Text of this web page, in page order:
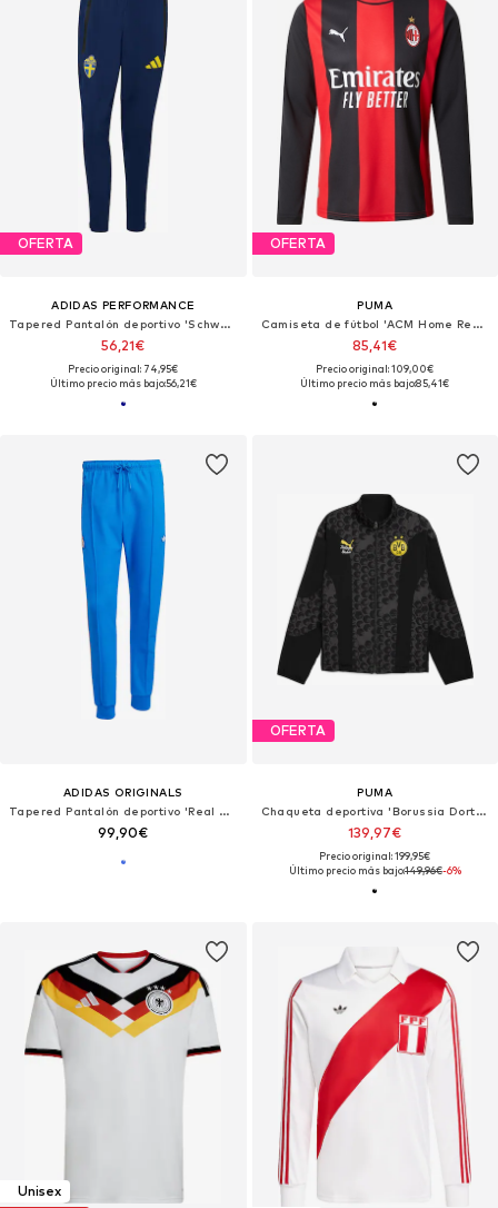
OFERTA
ADIDAS PERFORMANCE
Tapered Pantalón deportivo 'Schweden Tiro Tech'
56,21€
Precio original: 74,95€
Último precio más bajo:56,21€
OFERTA
PUMA
Camiseta de fútbol 'ACM Home Replica'
85,41€
Precio original: 109,00€
Último precio más bajo:85,41€
ADIDAS ORIGINALS
Tapered Pantalón deportivo 'Real Madrid'
99,90€
OFERTA
PUMA
Chaqueta deportiva 'Borussia Dortmund'
139,97€
Precio original: 199,95€
Último precio más bajo:149,96€-6%
Unisex